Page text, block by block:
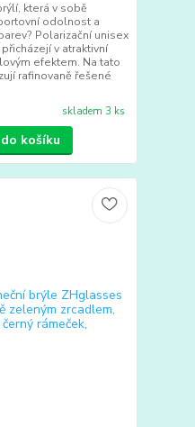
která v sobě
odolnost a
Polarizační unisex
v atraktivní
efektem. Na tato
rafinovaně řešené
skladem 3 ks
košíku